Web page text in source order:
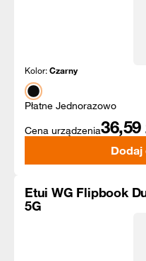
Kolor:Czarny
Płatne Jednorazowo
Cena urządzenia36,59
Dodaj
Etui WG Flipbook
5G